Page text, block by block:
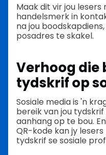
Maak dit vir jou
handelsmerk in
na jou
posadres te skakel.
Verhoog die
tydskrif op
Sosiale media is 'n
bereik van jou
aanhang op te bou.
QR-kode kan jy
tydskrif se sosiale